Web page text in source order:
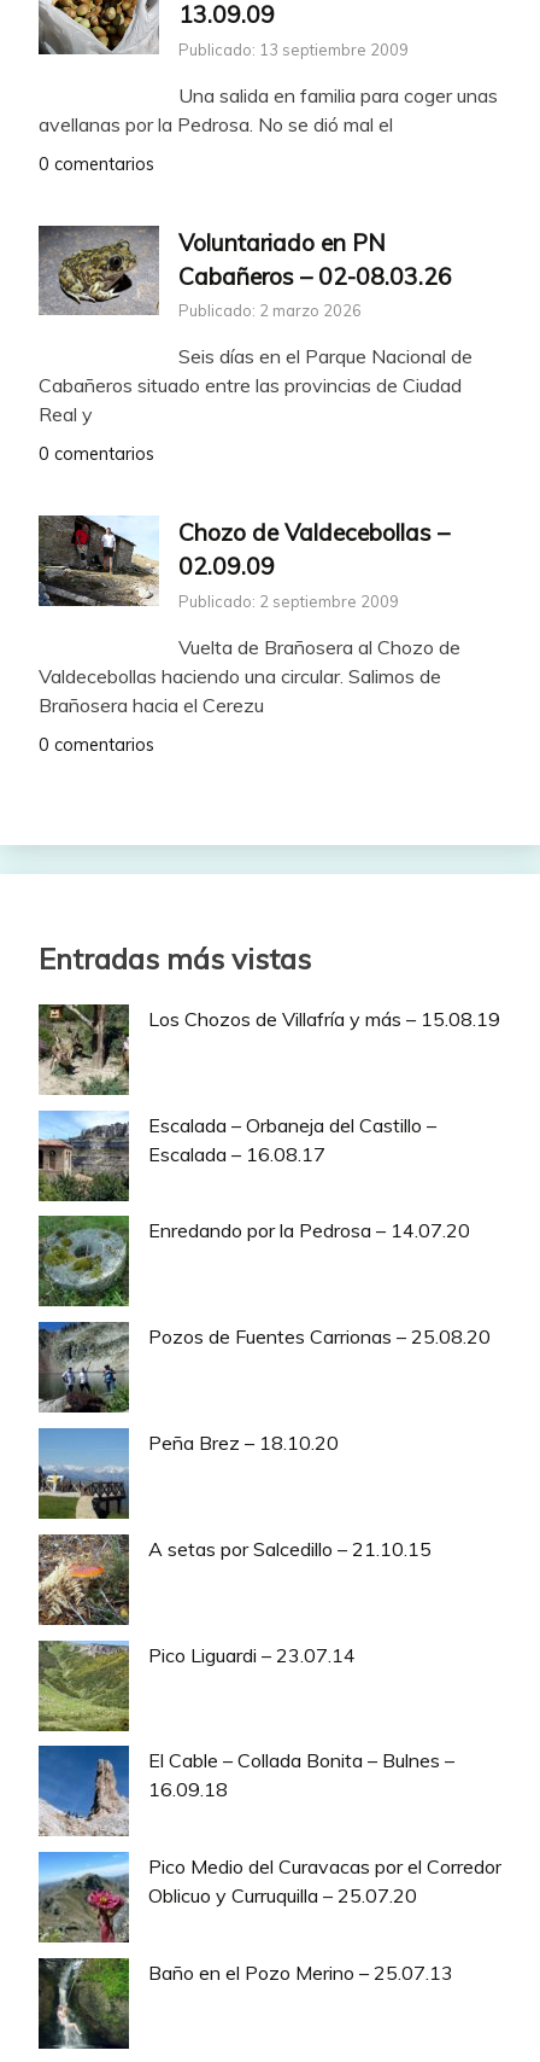
13.09.09
Publicado: 13 septiembre 2009
Una salida en familia para coger unas
avellanas por la Pedrosa. No se dió mal el
0 comentarios
Voluntariado en PN
Cabañeros – 02-08.03.26
Publicado: 2 marzo 2026
Seis días en el Parque Nacional de
Cabañeros situado entre las provincias de Ciudad
Real y
0 comentarios
Chozo de Valdecebollas –
02.09.09
Publicado: 2 septiembre 2009
Vuelta de Brañosera al Chozo de
Valdecebollas haciendo una circular. Salimos de
Brañosera hacia el Cerezu
0 comentarios
Entradas más vistas
Los Chozos de Villafría y más – 15.08.19
Escalada – Orbaneja del Castillo –
Escalada – 16.08.17
Enredando por la Pedrosa – 14.07.20
Pozos de Fuentes Carrionas – 25.08.20
Peña Brez – 18.10.20
A setas por Salcedillo – 21.10.15
Pico Liguardi – 23.07.14
El Cable – Collada Bonita – Bulnes –
16.09.18
Pico Medio del Curavacas por el Corredor
Oblicuo y Curruquilla – 25.07.20
Baño en el Pozo Merino – 25.07.13